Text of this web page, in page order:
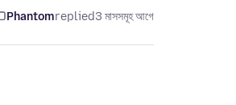
Phantomreplied3 মাসসমূহ আগে